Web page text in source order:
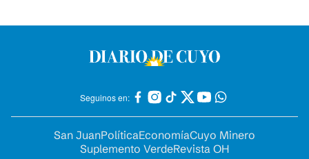
Seguinos en:
San JuanPolíticaEconomíaCuyo Minero
Suplemento VerdeRevista OH